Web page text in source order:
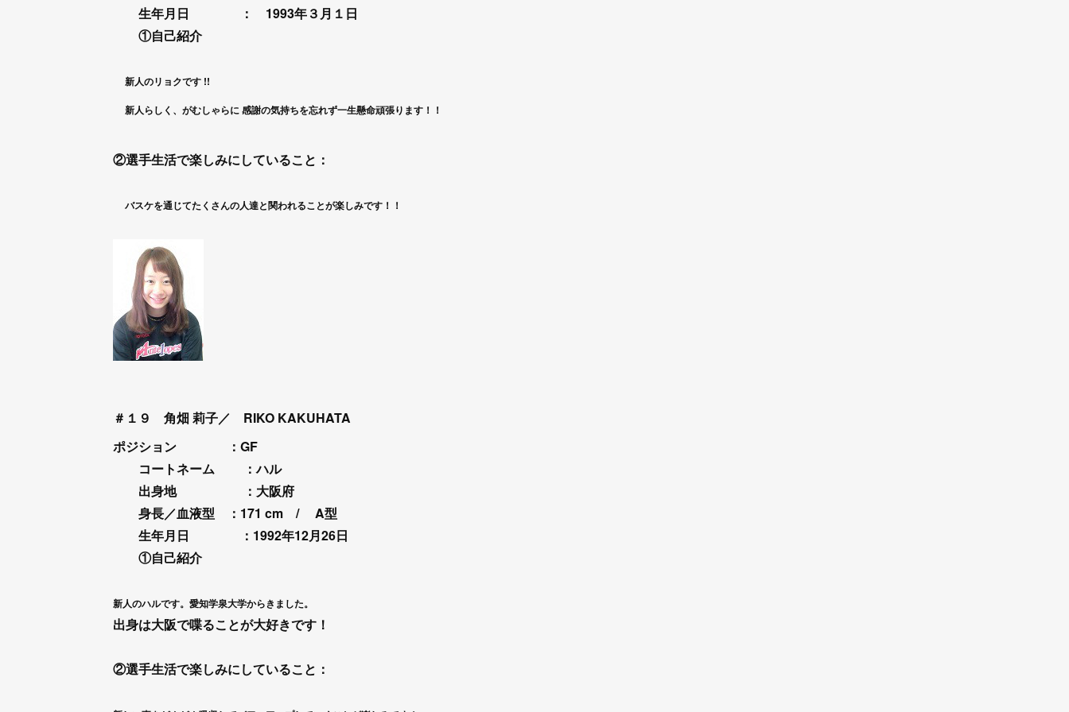
生年月日 ： 1993年３月１日
①自己紹介
新人のリョクです !!
新人らしく、がむしゃらに感謝の気持ちを忘れず一生懸命頑張ります！！
②選手生活で楽しみにしていること：
バスケを通じてたくさんの人達と関われることが楽しみです！！
＃１９ 角畑 莉子／ RIKO KAKUHATA
ポジション ：GF
コートネーム ：ハル
出身地
：大阪府
身長／血液型 ：171 cm /
A型
生年月日 ：1992年12月26日
①自己紹介
新人のハルです。愛知学泉大学からきました。
出身は大阪で喋ることが大好きです！
②選手生活で楽しみにしていること：